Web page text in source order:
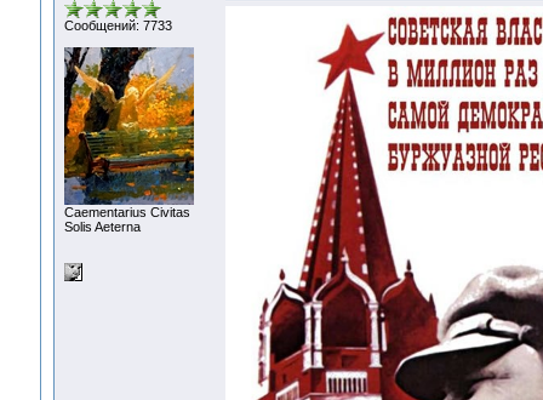
Сообщений: 7733
Сaementarius Civitas
Solis Aeterna